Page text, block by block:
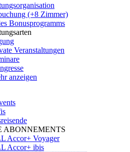
(+8 Zimmer)
Bonusprogramms
Veranstaltungen
anzeigen
ABONNEMENTS
Accor+ Voyager
Accor+ ibis